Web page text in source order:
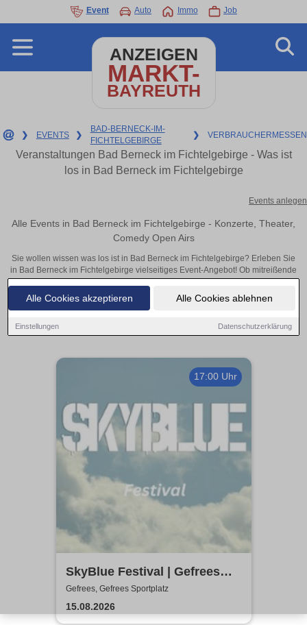
Alle Cookies akzeptieren Alle Cookies ablehnen
Einstellungen Datenschutzerklärung
Event Auto Immo Job
ANZEIGEN
MARKT-
BAYREUTH
❯ EVENTS ❯
BAD-BERNECK-IM-
FICHTELGEBIRGE
❯ VERBRAUCHERMESSEN
Veranstaltungen Bad Berneck im Fichtelgebirge - Was ist
los in Bad Berneck im Fichtelgebirge
Events anlegen
Alle Events in Bad Berneck im Fichtelgebirge - Konzerte, Theater,
Comedy Open Airs
Sie wollen wissen was los ist in Bad Berneck im Fichtelgebirge? Erleben Sie
in Bad Berneck im Fichtelgebirge vielseitiges Event-Angebot! Ob mitreißende
Konzerte, inspirierende Theateraufführungen oder aufregende
Veranstaltungen in Bad Berneck im Fichtelgebirge – hier finden alles im
17:00 Uhr
SkyBlue Festival | Gefrees
Sportplatz
Gefrees, Gefrees Sportplatz
15.08.2026